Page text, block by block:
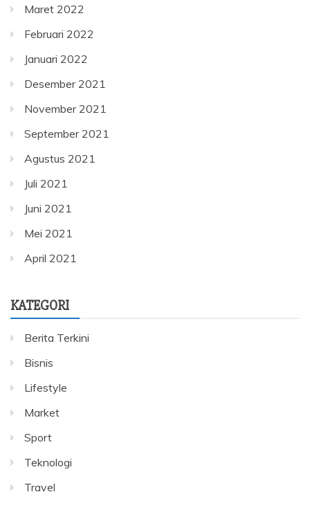
Maret 2022
Februari 2022
Januari 2022
Desember 2021
November 2021
September 2021
Agustus 2021
Juli 2021
Juni 2021
Mei 2021
April 2021
KATEGORI
Berita Terkini
Bisnis
Lifestyle
Market
Sport
Teknologi
Travel